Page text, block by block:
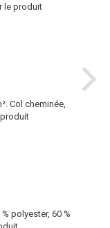
le produit
Col cheminée,
polyester, 60 %